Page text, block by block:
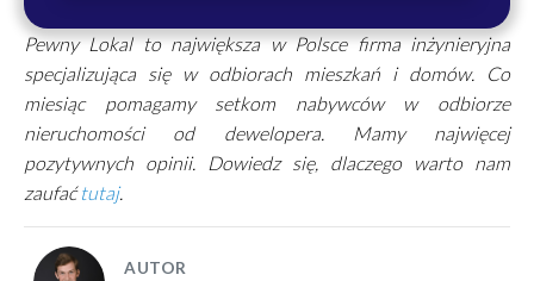
Pewny Lokal to największa w Polsce firma inżynieryjna
specjalizująca się w odbiorach mieszkań i domów. Co
miesiąc pomagamy setkom nabywców w odbiorze
nieruchomości od dewelopera. Mamy najwięcej
pozytywnych opinii. Dowiedz się, dlaczego warto nam
zaufaćtutaj.
AUTOR